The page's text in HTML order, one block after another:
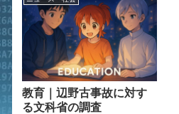
教育｜辺野古事故に対す
る文科省の調査